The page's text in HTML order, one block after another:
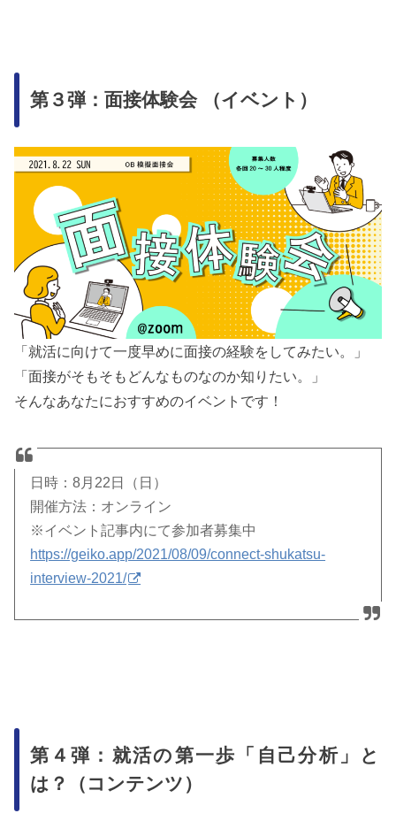
第３弾：面接体験会 （イベント）
「就活に向けて一度早めに面接の経験をしてみたい。」
「面接がそもそもどんなものなのか知りたい。」
そんなあなたにおすすめのイベントです！
日時：8月22日（日）
開催方法：オンライン
※イベント記事内にて参加者募集中
https://geiko.app/2021/08/09/connect-shukatsu-
interview-2021/
第４弾：就活の第一歩「自己分析」と
は？（コンテンツ）